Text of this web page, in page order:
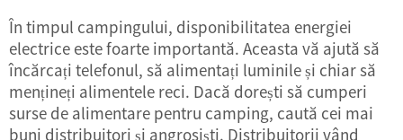
În timpul campingului, disponibilitatea energiei
electrice este foarte importantă. Aceasta vă ajută să
încărcați telefonul, să alimentați luminile și chiar să
mențineți alimentele reci. Dacă dorești să cumperi
surse de alimentare pentru camping, caută cei mai
buni distribuitori și angrosiști. Distribuitorii vând